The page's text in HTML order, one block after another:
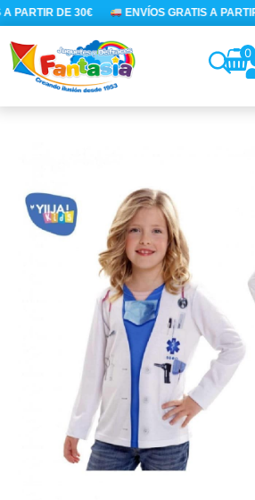
Ir
al
contenido
PARTIR DE 30€ ENVÍOS GRATIS A
0